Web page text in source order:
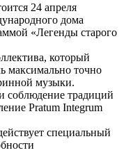
24 апреля
дома
«Легенды старого
который
максимально точно
музыки.
соблюдение традиций
Pratum Integrum
специальный